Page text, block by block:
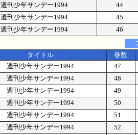
週刊少年サンデー1994
44
週刊少年サンデー1994
45
週刊少年サンデー1994 46
タイトル
巻数
週刊少年サンデー1994
47
週刊少年サンデー1994
48
週刊少年サンデー1994
49
週刊少年サンデー1994
50
週刊少年サンデー1994
51
週刊少年サンデー1994
52